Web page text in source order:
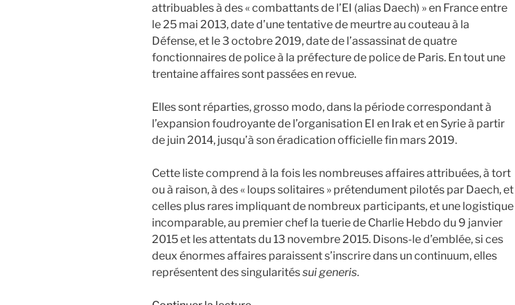
attribuables à des « combattants de l’EI (alias Daech) » en France entre
le 25 mai 2013, date d’une tentative de meurtre au couteau à la
Défense, et le 3 octobre 2019, date de l’assassinat de quatre
fonctionnaires de police à la préfecture de police de Paris. En tout une
trentaine affaires sont passées en revue.
Elles sont réparties, grosso modo, dans la période correspondant à
l’expansion foudroyante de l’organisation EI en Irak et en Syrie à partir
de juin 2014, jusqu’à son éradication officielle fin mars 2019.
Cette liste comprend à la fois les nombreuses affaires attribuées, à tort
ou à raison, à des « loups solitaires » prétendument pilotés par Daech, et
celles plus rares impliquant de nombreux participants, et une logistique
incomparable, au premier chef la tuerie de Charlie Hebdo du 9 janvier
2015 et les attentats du 13 novembre 2015. Disons-le d’emblée, si ces
deux énormes affaires paraissent s’inscrire dans un continuum, elles
représentent des singularitéssui generis.